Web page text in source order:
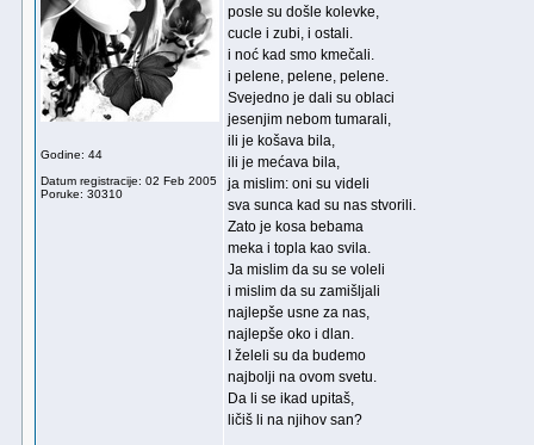
Godine: 44
Datum registracije: 02 Feb 2005
Poruke: 30310
posle su došle kolevke,
cucle i zubi, i ostali.
i noć kad smo kmečali.
i pelene, pelene, pelene.
Svejedno je dali su oblaci
jesenjim nebom tumarali,
ili je košava bila,
ili je mećava bila,
ja mislim: oni su videli
sva sunca kad su nas stvorili.
Zato je kosa bebama
meka i topla kao svila.
Ja mislim da su se voleli
i mislim da su zamišljali
najlepše usne za nas,
najlepše oko i dlan.
I želeli su da budemo
najbolji na ovom svetu.
Da li se ikad upitaš,
ličiš li na njihov san?